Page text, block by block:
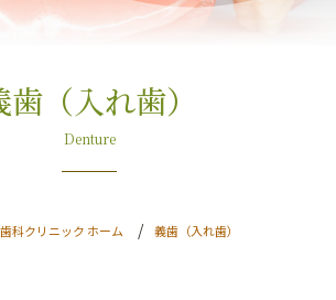
歯（入れ歯）
Denture
科クリニック ホーム 義歯（入れ歯）